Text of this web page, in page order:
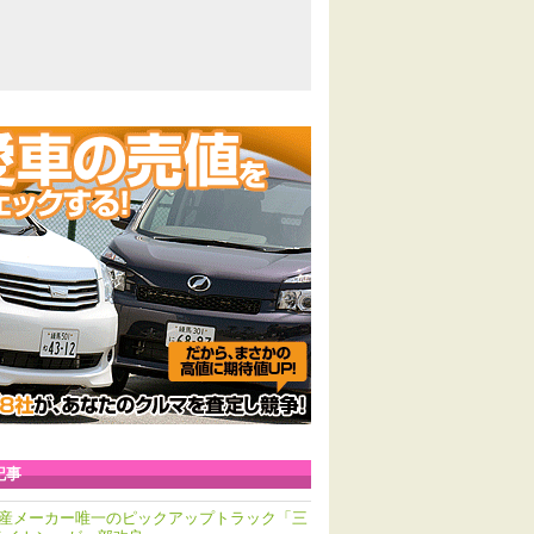
事
メーカー唯一のピックアップトラック「三